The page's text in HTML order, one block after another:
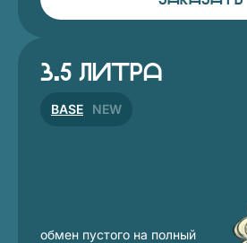
3.5 литра
BASE NEW
обмен пустого на полный